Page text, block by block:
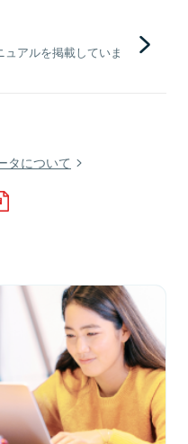
アルを掲載していま
タについて